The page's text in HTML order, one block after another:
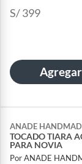
S/ 399
Agregar
ANADE
TOCADO TIARA
PARA NOVIA
Por ANADE